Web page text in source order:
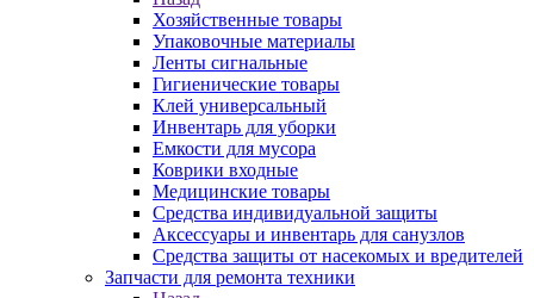
Хозяйственные товары
Упаковочные материалы
Ленты сигнальные
Гигиенические товары
Клей универсальный
Инвентарь для уборки
Емкости для мусора
Коврики входные
Медицинские товары
Средства индивидуальной защиты
Аксессуары и инвентарь для санузлов
Средства защиты от насекомых и вредителей
Запчасти для ремонта техники